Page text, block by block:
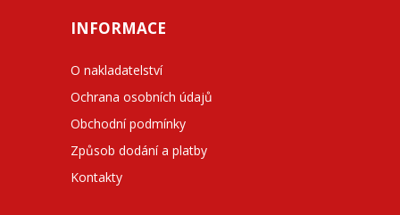
INFORMACE
O nakladatelství
Ochrana osobních údajů
Obchodní podmínky
Způsob dodání a platby
Kontakty